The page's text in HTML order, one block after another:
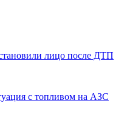
лицо после ДТП
с топливом на АЗС